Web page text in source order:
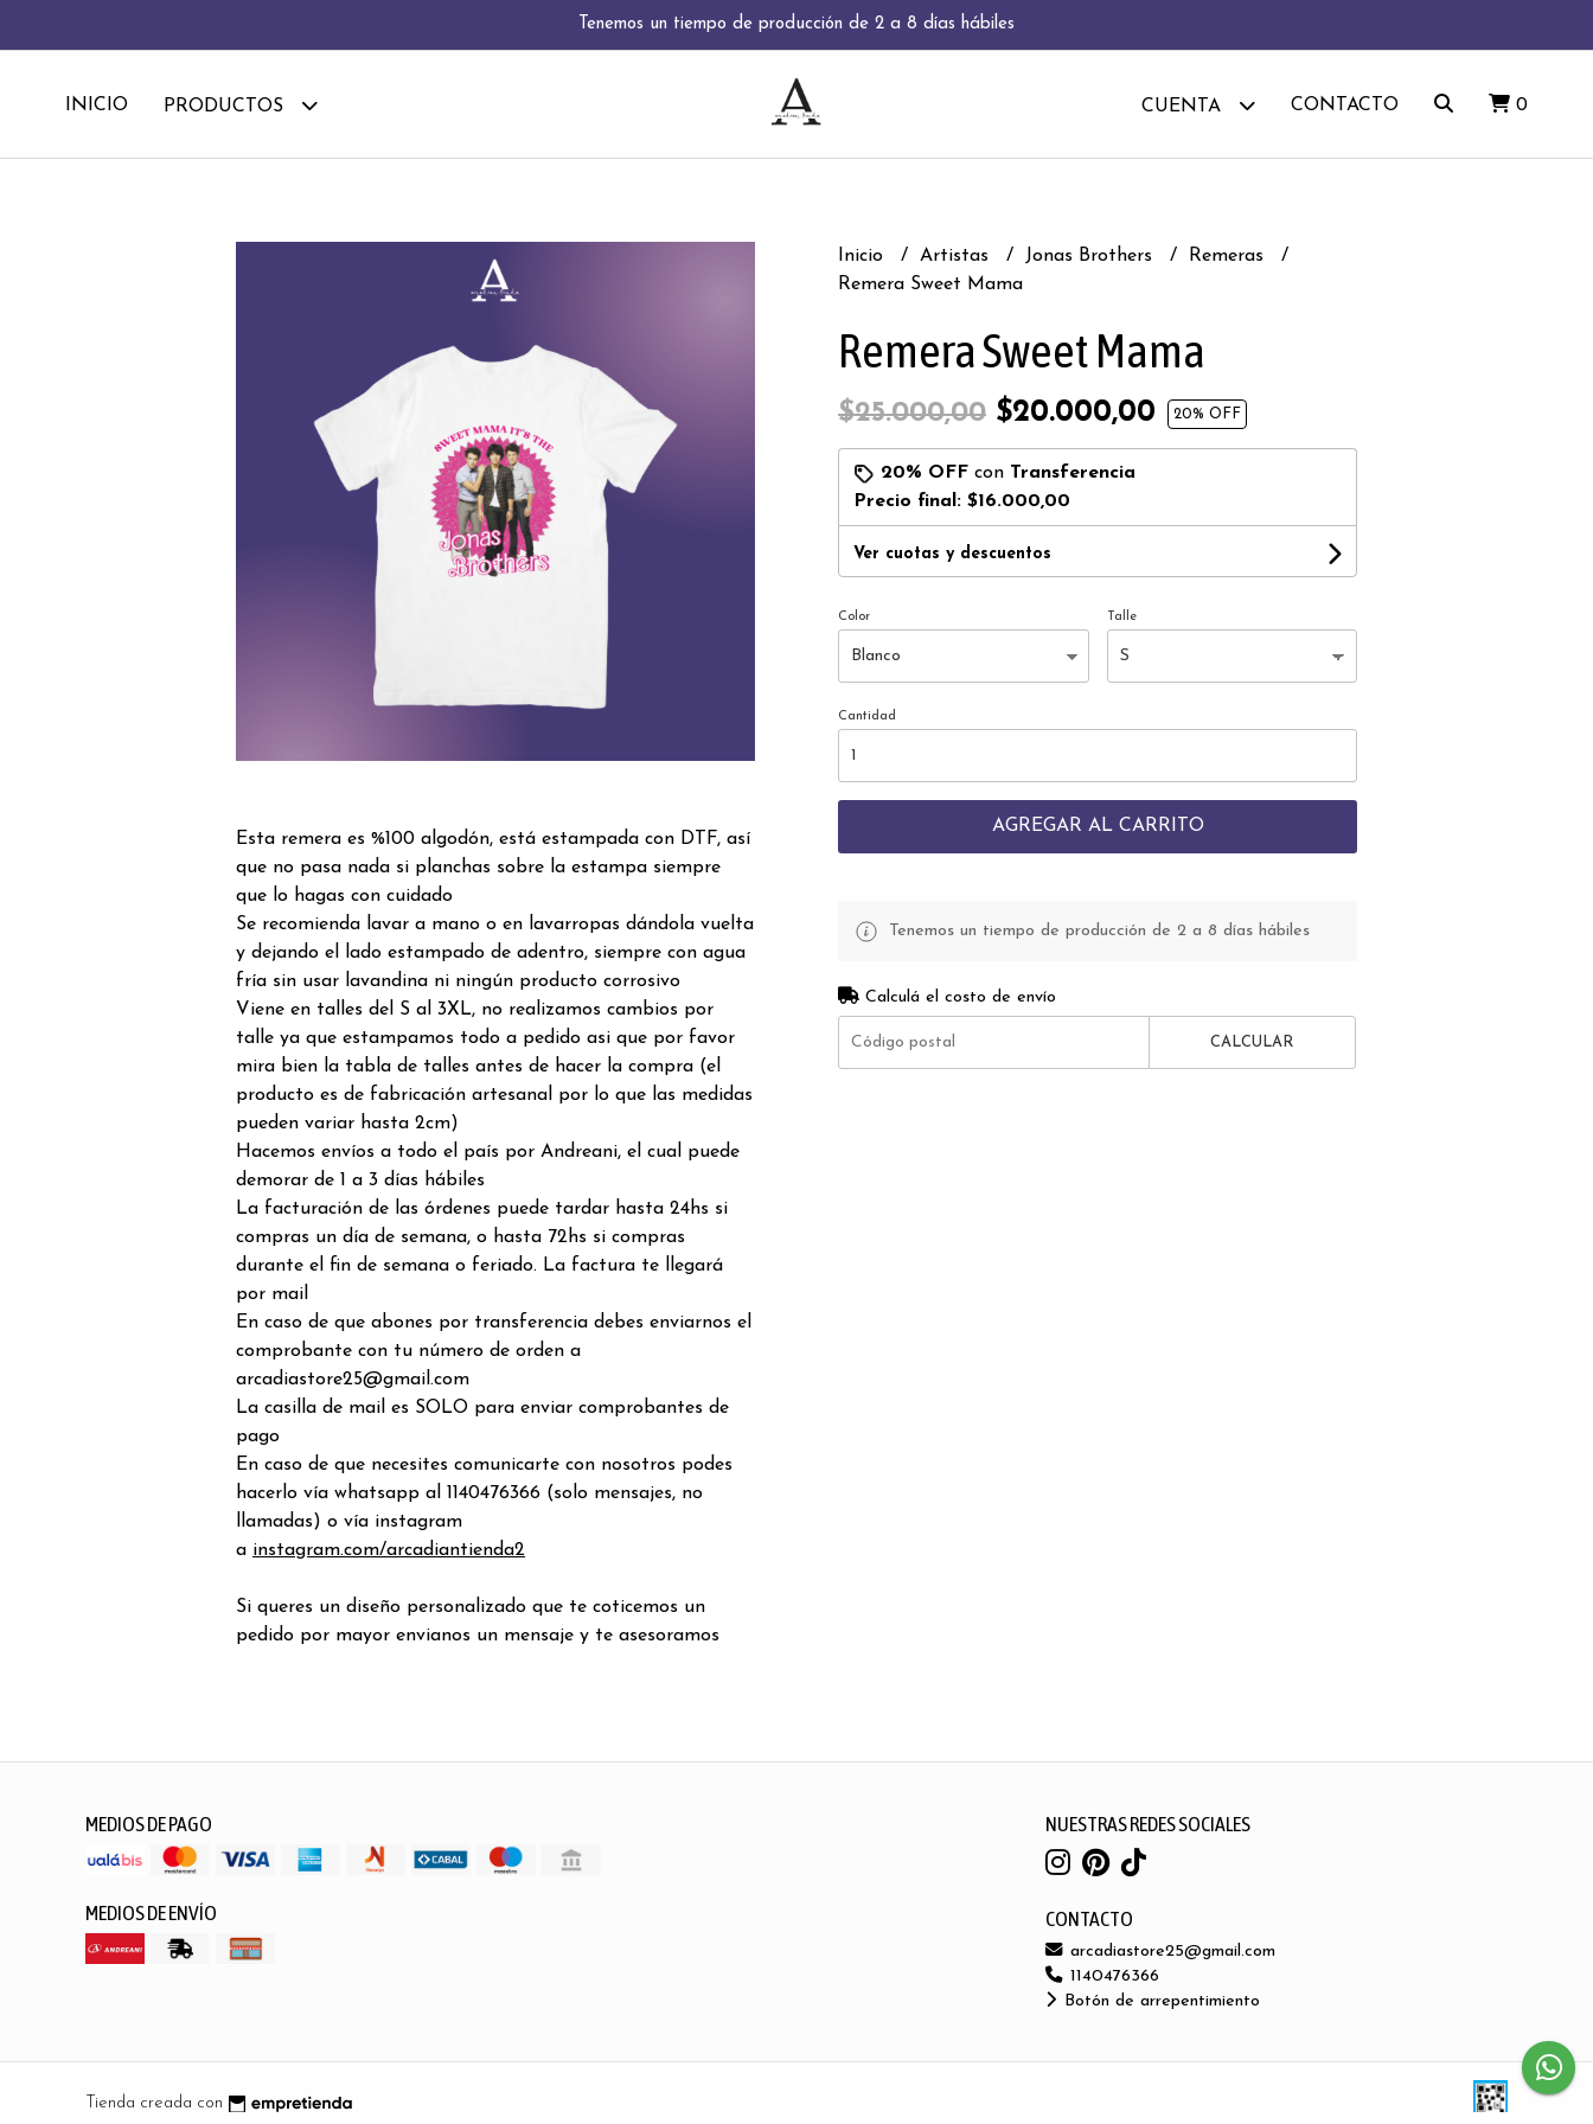
Tenemos un tiempo de producción de 2 a 8 días hábiles
INICIO PRODUCTOS CUENTA CONTACTO 0
Esta remera es %100 algodón, está estampada con DTF, así
que no pasa nada si planchas sobre la estampa siempre
que lo hagas con cuidado
Se recomienda lavar a mano o en lavarropas dándola vuelta
y dejando el lado estampado de adentro, siempre con agua
fría sin usar lavandina ni ningún producto corrosivo
Viene en talles del S al 3XL, no realizamos cambios por
talle ya que estampamos todo a pedido asi que por favor
mira bien la tabla de talles antes de hacer la compra (el
producto es de fabricación artesanal por lo que las medidas
pueden variar hasta 2cm)
Hacemos envíos a todo el país por Andreani, el cual puede
demorar de 1 a 3 días hábiles
La facturación de las órdenes puede tardar hasta 24hs si
compras un día de semana, o hasta 72hs si compras
durante el fin de semana o feriado. La factura te llegará
por mail
En caso de que abones por transferencia debes enviarnos el
comprobante con tu número de orden a
arcadiastore25@gmail.com
La casilla de mail es SOLO para enviar comprobantes de
pago
En caso de que necesites comunicarte con nosotros podes
hacerlo vía whatsapp al 1140476366 (solo mensajes, no
llamadas) o vía instagram
a instagram.com/arcadiantienda2
Si queres un diseño personalizado que te coticemos un
pedido por mayor envianos un mensaje y te asesoramos
Inicio Artistas Jonas Brothers
Remeras
Remera Sweet Mama
Remera Sweet Mama
$25.000,00 $20.000,00 20% OFF
20% OFF con Transferencia
Precio final: $16.000,00
Ver cuotas y descuentos
Color Talle
Cantidad
AGREGAR AL CARRITO
Tenemos un tiempo de producción de 2 a 8 días hábiles
Calculá el costo de envío
CALCULAR
MEDIOS DE PAGO
MEDIOS DE ENVÍO
NUESTRAS REDES SOCIALES
CONTACTO
arcadiastore25@gmail.com
1140476366
Botón de arrepentimiento
Tienda creada con